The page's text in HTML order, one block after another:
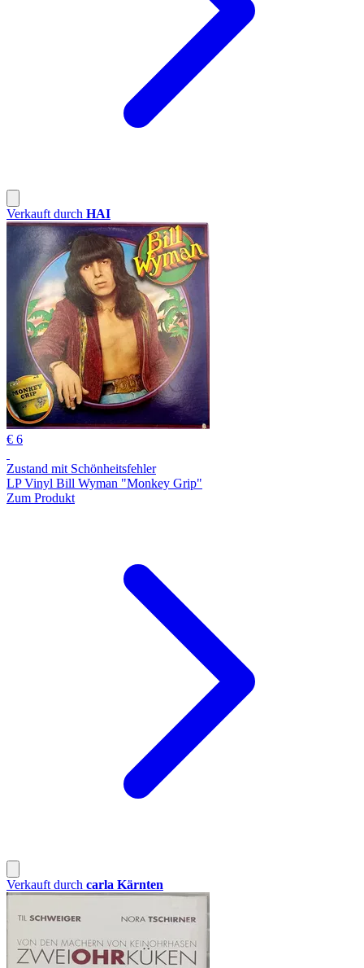
Verkauft durch HAI
€ 6
Zustand mit Schönheitsfehler
LP Vinyl Bill Wyman "Monkey Grip"
Zum Produkt
Verkauft durch carla Kärnten